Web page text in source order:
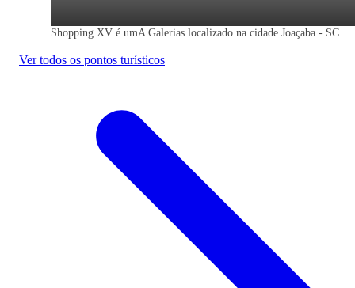
Shopping XV é umA Galerias localizado na cidade Joaçaba - SC.
Ver todos os pontos turísticos